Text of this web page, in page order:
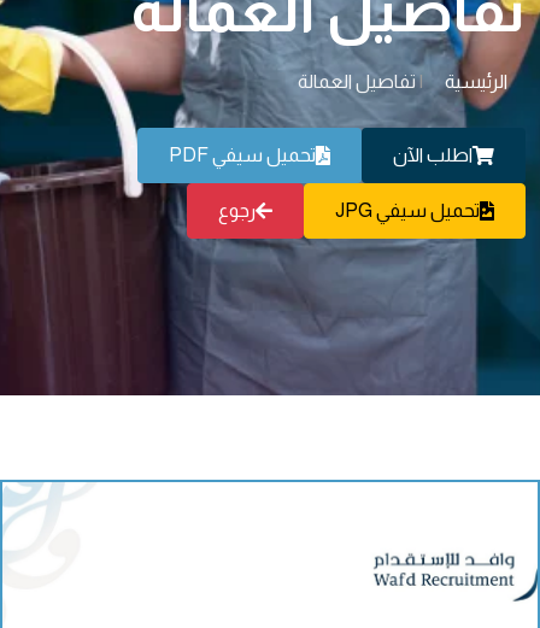
الرئيسية | تفاصيل العمالة
اطلب الآن تحميل سيفي PDF
تحميل سيفي JPG رجوع